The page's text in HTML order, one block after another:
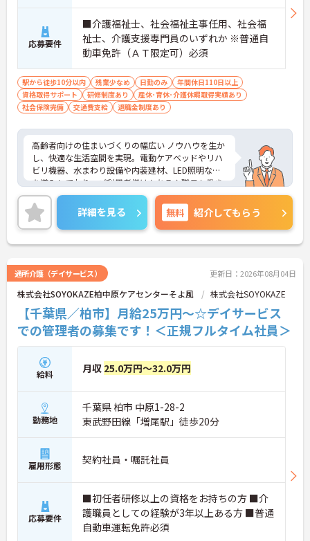
【大手ならではの教育体制と安定基盤】
・全国展開する法人の強固な経営基盤のもとで働け
ます
・資格取得や自己啓発を支援する制度が整っていま
す
・スマートフォン貸与により業務効率化を進めてい
ます
応募要件
■介護福祉士、社会福祉主事任用、社会福
祉士、介護支援専門員のいずれか ※普通自
動車免許（ＡＴ限定可）必須
駅から徒歩10分以内 残業少なめ 日勤のみ
年間休日110日以上
資格取得サポート
研修制度あり
産休･育休･介護休暇取得実績あり
社会保険完備
交通費支給 退職金制度あり
高齢者向けの住まいづくりの幅広い ノウハウを生か
し、快適な生活空間を実現。電動ケアベッドやリハ
ビリ機器、水まわり設備や内装建材、LED照明など
を導入しており、ご利用者様はもちろん職員も働き
やすい環境です。ご興味のある方は是非お気軽にお
問い合わせください。
詳細を見る 無料 紹介してもらう
通所介護（デイサービス） 更新日：2026年08月04日
株式会社SOYOKAZE柏中原ケアセンターそよ風 株式会社SOYOKAZE
【千葉県／柏市】月給25万円～☆デイサービス
での管理者の募集です！＜正規フルタイム社員＞
給料 月収 25.0万円～32.0万円
勤務地
千葉県 柏市 中原1-28-2
東武野田線「増尾駅」徒歩20分
雇用形態 契約社員・嘱託社員
応募要件
■初任者研修以上の資格をお持ちの方 ■介
護職員としての経験が3年以上ある方 ■普通
自動車運転免許必須